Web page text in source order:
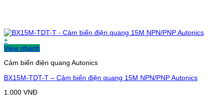
+
View nhanh
Cảm biến điện quang Autonics
BX15M-TDT-T – Cảm biến điện quang 15M NPN/PNP Autonics
1.000 VNĐ